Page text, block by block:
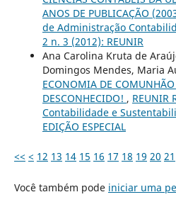
ANOS DE PUBLICAÇÃO
de Administração
2 n. 3 (2012): REUNIR
Ana Carolina Kruta de
Domingos Mendes, Maria
ECONOMIA DE
DESCONHECIDO! , REUNIR
Contabilidade e
EDIÇÃO ESPECIAL
<< < 12 13 14 15 16 17 18 19 20 21
Você também pode iniciar uma